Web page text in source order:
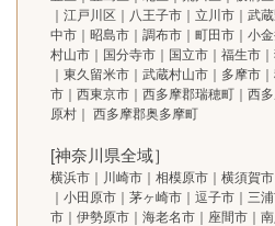
｜江戸川区｜八王子市｜立川市｜武
中市｜昭島市｜調布市｜町田市｜小
村山市｜国分寺市｜国立市｜福生市
｜東久留米市｜武蔵村山市｜多摩市
市｜西東京市｜西多摩郡瑞穂町｜西
原村｜ 西多摩郡奥多摩町
[神奈川県全域］
横浜市｜川崎市｜相模原市｜横須賀
｜小田原市｜茅ヶ崎市｜逗子市｜三
市｜伊勢原市｜海老名市｜座間市｜